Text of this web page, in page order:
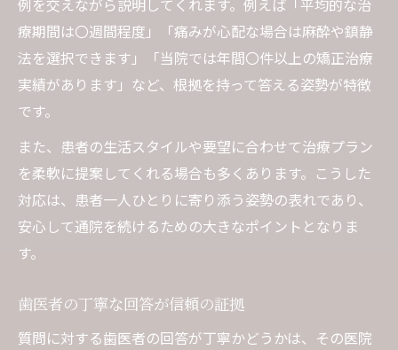
例を交えながら説明してくれます。例えば「平均的な治
療期間は〇週間程度」「痛みが心配な場合は麻酔や鎮静
法を選択できます」「当院では年間〇件以上の矯正治療
実績があります」など、根拠を持って答える姿勢が特徴
です。
また、患者の生活スタイルや要望に合わせて治療プラン
を柔軟に提案してくれる場合も多くあります。こうした
対応は、患者一人ひとりに寄り添う姿勢の表れであり、
安心して通院を続けるための大きなポイントとなりま
す。
歯医者の丁寧な回答が信頼の証拠
質問に対する歯医者の回答が丁寧かどうかは、その医院